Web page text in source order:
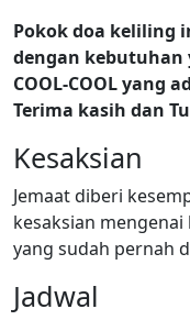
Pokok doa keliling
dengan kebutuhan
COOL-COOL yang
Terima kasih dan
Kesaksian
Jemaat diberi
kesaksian
yang sudah pernah
Jadwal